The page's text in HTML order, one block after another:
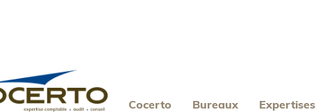
Cocerto Bureaux Expertises